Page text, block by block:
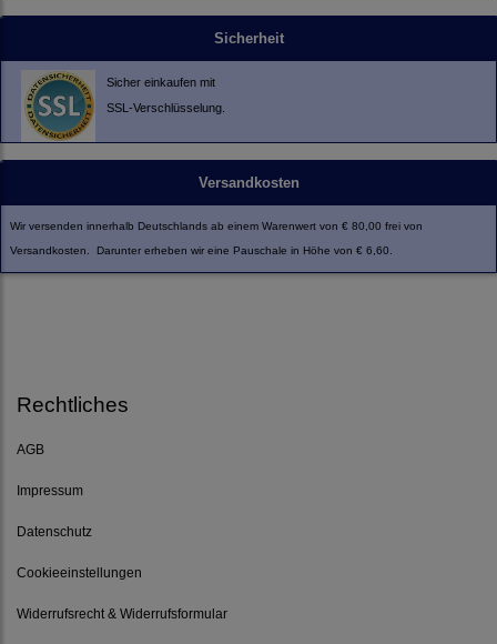
Sicherheit
Sicher einkaufen mit
SSL-Verschlüsselung.
Versandkosten
Wir versenden innerhalb Deutschlands ab einem Warenwert von € 80,00 frei von
Versandkosten. Darunter erheben wir eine Pauschale in Höhe von € 6,60.
Rechtliches
AGB
Impressum
Datenschutz
Cookieeinstellungen
Widerrufsrecht & Widerrufsformular